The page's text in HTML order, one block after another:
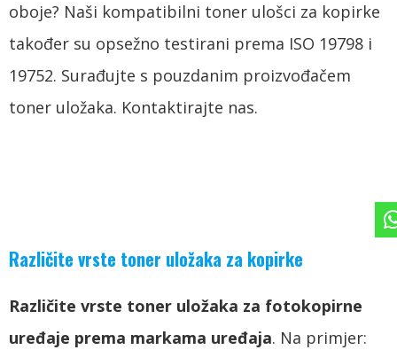
oboje? Naši kompatibilni toner ulošci za kopirke
također su opsežno testirani prema ISO 19798 i
19752. Surađujte s pouzdanim proizvođačem
toner uložaka. Kontaktirajte nas.
Različite vrste toner uložaka za kopirke
Različite vrste toner uložaka za fotokopirne
uređaje prema markama uređaja. Na primjer: